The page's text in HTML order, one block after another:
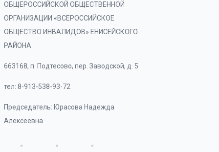
ОБЩЕРОССИЙСКОЙ ОБЩЕСТВЕННОЙ
ОРГАНИЗАЦИИ «ВСЕРОССИЙСКОЕ
ОБЩЕСТВО ИНВАЛИДОВ» ЕНИСЕЙСКОГО
РАЙОНА
663168, п. Подтесово, пер. Заводской, д. 5
тел: 8-913-538-93-72
Председатель: Юрасова Надежда
Алексеевна